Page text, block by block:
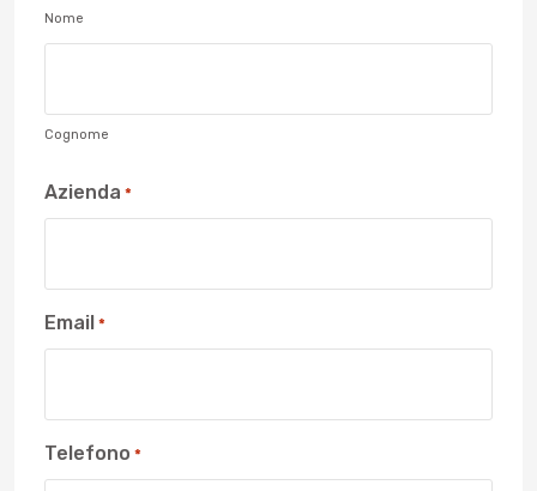
Nome
Cognome
Azienda *
Email *
Telefono *